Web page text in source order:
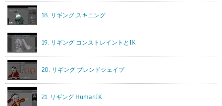
18. リギング スキニング
19. リギング コンストレイントとIK
20. リギング ブレンドシェイプ
21. リギング HumanIK